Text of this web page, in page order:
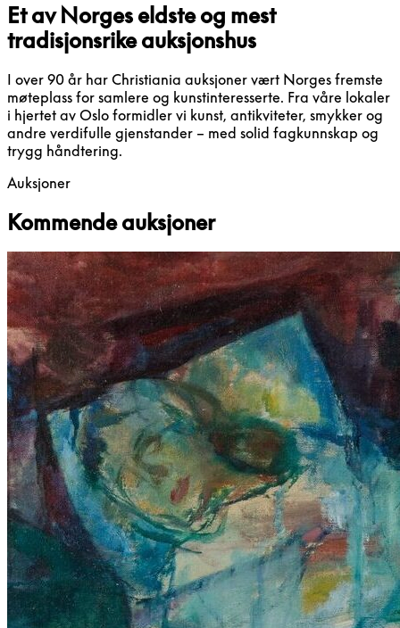
Et av Norges eldste og mest
tradisjonsrike auksjonshus
I over 90 år har Christiania auksjoner vært Norges fremste
møteplass for samlere og kunstinteresserte. Fra våre lokaler
i hjertet av Oslo formidler vi kunst, antikviteter, smykker og
andre verdifulle gjenstander – med solid fagkunnskap og
trygg håndtering.
Auksjoner
Kommende auksjoner